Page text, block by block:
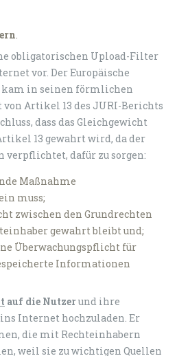
obligatorischen Upload-Filter
vor. Der Europäische
kam in seinen förmlichen
Artikel 13 des JURI-Berichts
dass das Gleichgewicht
13 gewahrt wird, da der
dafür zu sorgen:
Maßnahme
muss;
zwischen den Grundrechten
gewahrt bleibt und;
Überwachungspflicht für
Informationen
auf die Nutzerund ihre
Internet hochzuladen. Er
die mit Rechteinhabern
weil sie zu wichtigen Quellen